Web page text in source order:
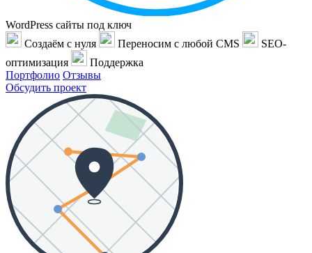
WordPress сайты под ключ
Создаём с нуля
Переносим с любой CMS
SEO-
оптимизация
Поддержка
Портфолио Отзывы
Обсудить проект